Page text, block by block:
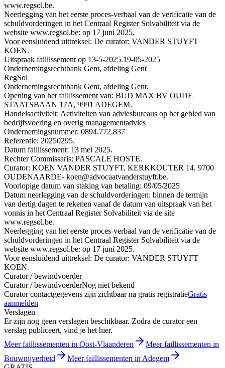
www.regsol.be.
Neerlegging van het eerste proces-verbaal van de verificatie van de
schuldvorderingen in het Centraal Register Solvabiliteit via de
website www.regsol.be: op 17 juni 2025.
Voor eensluidend uittreksel: De curator: VANDER STUYFT
KOEN.
Uitspraak faillissement op 13-5-2025.19-05-2025
Ondernemingsrechtbank Gent, afdeling Gent
RegSol
Ondernemingsrechtbank Gent, afdeling Gent.
Opening van het faillissement van: BUD MAX BV OUDE
STAATSBAAN 17A, 9991 ADEGEM.
Handelsactiviteit: Activiteiten van adviesbureaus op het gebied van
bedrijfsvoering en overig managementadvies
Ondernemingsnummer: 0894.772.837
Referentie: 20250295.
Datum faillissement: 13 mei 2025.
Rechter Commissaris: PASCALE HOSTE.
Curator: KOEN VANDER STUYFT, KERKKOUTER 14, 9700
OUDENAARDE- koen@advocaatvanderstuyft.be.
Voorlopige datum van staking van betaling: 09/05/2025
Datum neerlegging van de schuldvorderingen: binnen de termijn
van dertig dagen te rekenen vanaf de datum van uitspraak van het
vonnis in het Centraal Register Solvabiliteit via de site
www.regsol.be.
Neerlegging van het eerste proces-verbaal van de verificatie van de
schuldvorderingen in het Centraal Register Solvabiliteit via de
website www.regsol.be: op 17 juni 2025.
Voor eensluidend uittreksel: De curator: VANDER STUYFT
KOEN.
Curator / bewindvoerder
Curator / bewindvoerderNog niet bekend
Curator contactgegevens zijn zichtbaar na gratis registratieGratis
aanmelden
Verslagen
Er zijn nog geen verslagen beschikbaar. Zodra de curator een
verslag publiceert, vind je het hier.
Meer faillissementen in Oost-Vlaanderen
Meer faillissementen in
Bouwnijverheid
Meer faillissementen in Adegem